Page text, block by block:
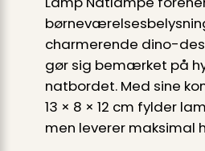
charmerende dino-
gør sig bemærket på
natbordet. Med sine
13 × 8 × 12 cm fylder
men leverer maksimal